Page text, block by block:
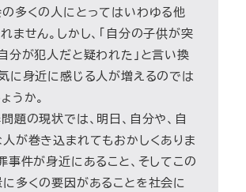
多くの人にとってはいわゆる他
ません。しかし、「自分の子供が突
分が犯人だと疑われた」と言い換
に身近に感じる人が増えるのでは
うか。
題の現状では、明日、自分や、自
が巻き込まれてもおかしくありま
事件が身近にあること、そしてこの
多くの要因があることを社会に